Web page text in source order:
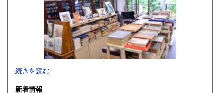
1,000円 長崎県
1,000円 大分県
1,000円 鹿児島県
沖縄県
続きを読む
新着情報